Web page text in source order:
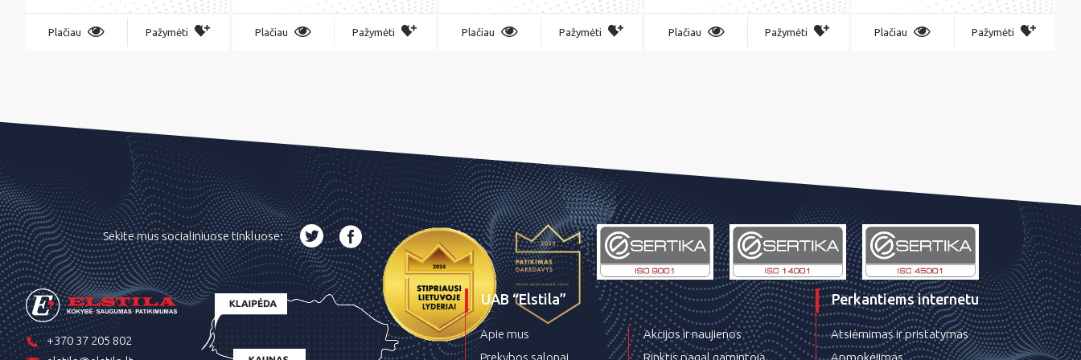
Plačiau Pažymėti Plačiau Pažymėti Plačiau Pažymėti Plačiau Pažymėti Plačiau Pažymėti
Sekite mus socialiniuose tinkluose:
+370 37 205 802
UAB “Elstila”
Apie mus
Prekybos salonai
Akcijos ir naujienos
Rinktis pagal gamintoją
Perkantiems internetu
Atsiėmimas ir pristatymas
Apmokėjimas